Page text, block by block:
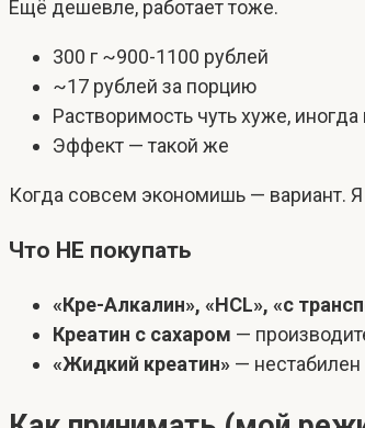
Ещё дешевле, работает тоже.
300 г ~900-1100 рублей
~17 рублей за порцию
Растворимость чуть хуже,
Эффект — такой же
Когда совсем экономишь — вариант. Я
Что НЕ покупать
«Кре-Алкалин», «HCL», «с
Креатин с сахаром —
«Жидкий креатин» — нестабилен